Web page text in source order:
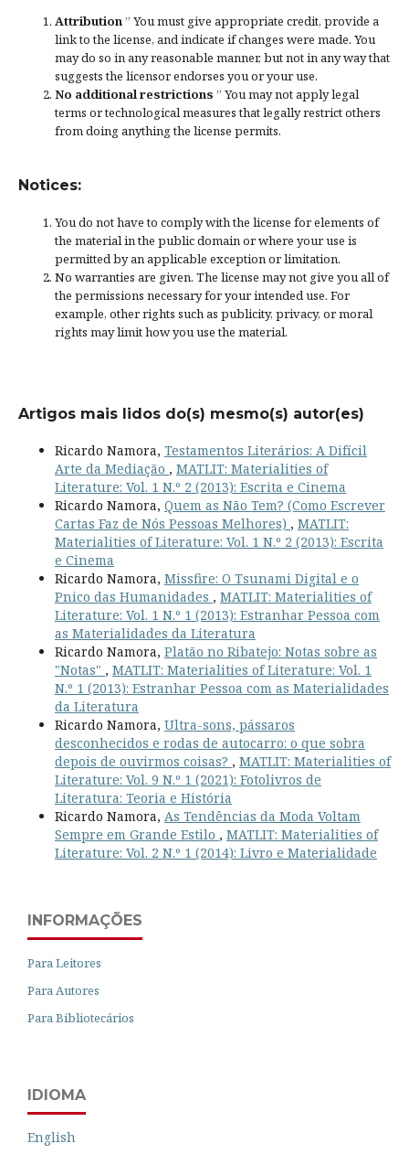
Attribution” You must give appropriate credit, provide a
link to the license, andindicate if changes were made. You
may do so in any reasonable manner, but not in any way that
suggests the licensor endorses you or your use.
No additional restrictions ” You may not apply legal
terms ortechnological measuresthat legally restrict others
from doing anything the license permits.
Notices:
You do not have to comply with the license for elements of
the material in the public domain or where your use is
permitted by an applicable exception or limitation.
No warranties are given. The license may not give you all of
the permissions necessary for your intended use. For
example, other rights such as publicity, privacy, or moral
rights may limit how you use the material.
Artigos mais lidos do(s) mesmo(s) autor(es)
Ricardo Namora, Testamentos Literários: A Difícil
Arte da Mediação , MATLIT: Materialities of
Literature: Vol. 1 N.º 2 (2013): Escrita e Cinema
Ricardo Namora, Quem as Não Tem? (Como Escrever
Cartas Faz de Nós Pessoas Melhores) , MATLIT:
Materialities of Literature: Vol. 1 N.º 2 (2013): Escrita
e Cinema
Ricardo Namora, Missfire: O Tsunami Digital e o
Pnico das Humanidades , MATLIT: Materialities of
Literature: Vol. 1 N.º 1 (2013): Estranhar Pessoa com
as Materialidades da Literatura
Ricardo Namora, Platão no Ribatejo: Notas sobre as
"Notas" , MATLIT: Materialities of Literature: Vol. 1
N.º 1 (2013): Estranhar Pessoa com as Materialidades
da Literatura
Ricardo Namora, Ultra-sons, pássaros
desconhecidos e rodas de autocarro: o que sobra
depois de ouvirmos coisas? , MATLIT: Materialities of
Literature: Vol. 9 N.º 1 (2021): Fotolivros de
Literatura: Teoria e História
Ricardo Namora, As Tendências da Moda Voltam
Sempre em Grande Estilo , MATLIT: Materialities of
Literature: Vol. 2 N.º 1 (2014): Livro e Materialidade
INFORMAÇÕES
Para Leitores
Para Autores
Para Bibliotecários
IDIOMA
English